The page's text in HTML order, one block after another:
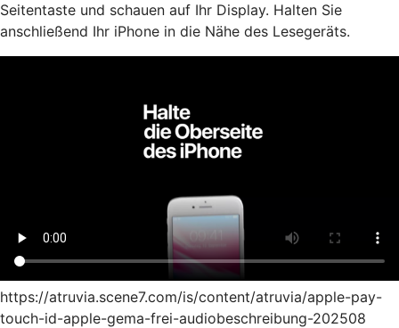
Seitentaste und schauen auf Ihr Display. Halten Sie
anschließend Ihr iPhone in die Nähe des Lesegeräts.
https://atruvia.scene7.com/is/content/atruvia/apple-pay-
touch-id-apple-gema-frei-audiobeschreibung-202508